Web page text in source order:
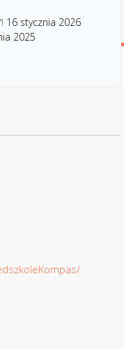
16 stycznia 2026
2025